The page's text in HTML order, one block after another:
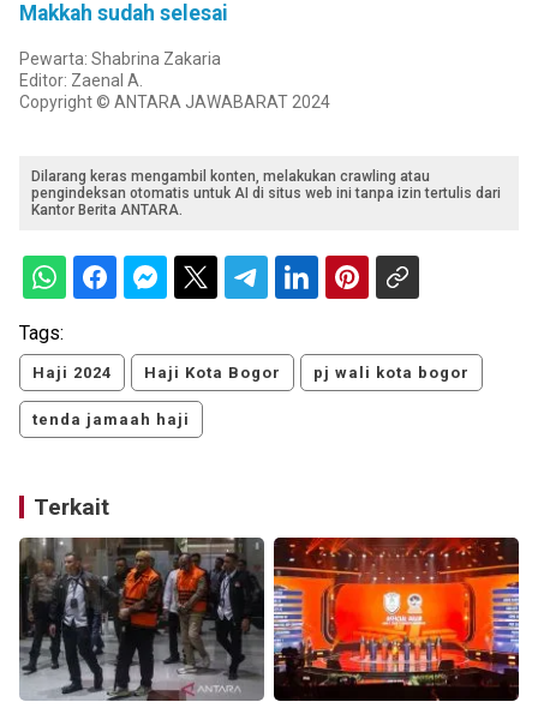
Makkah sudah selesai
Pewarta: Shabrina Zakaria
Editor: Zaenal A.
Copyright © ANTARA JAWABARAT 2024
Dilarang keras mengambil konten, melakukan crawling atau
pengindeksan otomatis untuk AI di situs web ini tanpa izin tertulis dari
Kantor Berita ANTARA.
Tags:
Haji 2024 Haji Kota Bogor pj wali kota bogor
tenda jamaah haji
Terkait